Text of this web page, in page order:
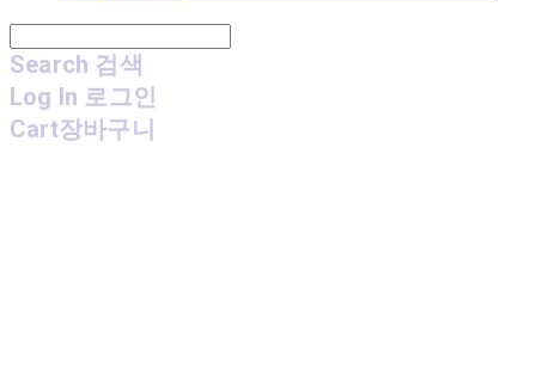
Search 검색
Log In 로그인
Cart장바구니